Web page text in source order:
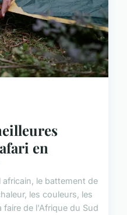
en
le battement de
les couleurs, les
de l'Afrique du Sud